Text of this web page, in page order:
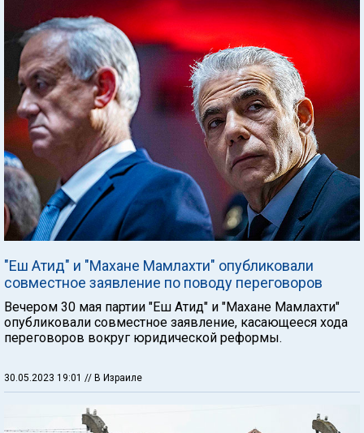
"Еш Атид" и "Махане Мамлахти" опубликовали
совместное заявление по поводу переговоров
Вечером 30 мая партии "Еш Атид" и "Махане Мамлахти"
опубликовали совместное заявление, касающееся хода
переговоров вокруг юридической реформы.
30.05.2023 19:01 // В Израиле